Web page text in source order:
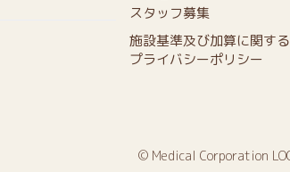
スタッフ募集
施設基準及び加算に関す
プライバシーポリシー
© Medical Corporation